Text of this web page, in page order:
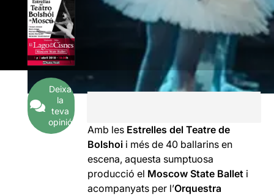
Deixa
la
teva
opinió
Amb les Estrelles del Teatre de
Bolshoi i més de 40 ballarins en
escena, aquesta sumptuosa
producció el Moscow State Ballet i
acompanyats per l’Orquestra